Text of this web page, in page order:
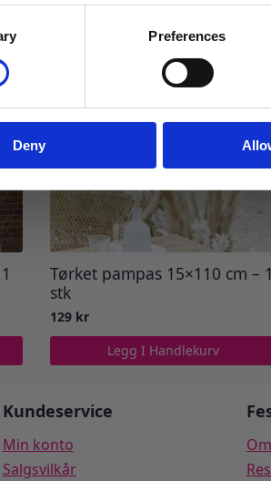
Preferences
Deny
Tørket pampas 15×110 cm – 1
stk
129 kr
Legg I Handlekurv
Kundeservice
Min konto
Salgsvilkår
Ja takk! Jeg vil